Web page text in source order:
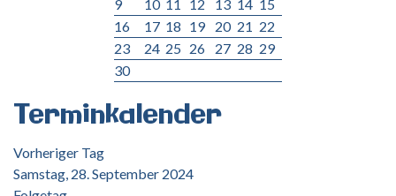
9
10 11 12 13 14 15
16
17 18 19 20 21 22
23
24 25 26 27 28 29
30
Terminkalender
Vorheriger Tag
Samstag, 28. September 2024